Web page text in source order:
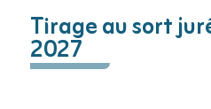
Tirage au sort
2027